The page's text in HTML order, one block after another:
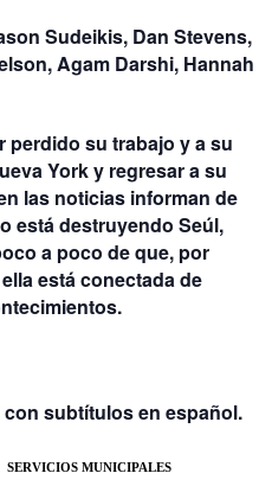
Sudeikis, Dan Stevens,
Agam Darshi, Hannah
perdido su trabajo y a su
York y regresar a su
las noticias informan de
está destruyendo Seúl,
a poco de que, por
está conectada de
subtítulos en español.
SERVICIOS MUNICIPALES